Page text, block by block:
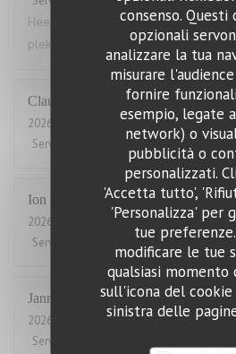
consenso. Questi
opzionali
analizzare la tua
misurare
fornire
esempio, legate
network) o
pubblicità o
personalizzati.
'Accetta tutto',
'Personalizza' per
tue
modificare le tue
qualsiasi momento
sull'icona del cookie
sinistra delle
Heerlijk gegeten. Grote porties,
plek voor een toetje.
Claude
2026-07-31
- 19:45 - Ospiti 2
Servizio
Atmosfera : 5/5 Cucina: 5/
Ion
2026-07-31
- 21:30 - Ospiti 2
Servizio
Atmosfera: 5/5 Cucina:5/5
Janne
2026-07-31
- 12:00 - Ospiti 2
Servizio